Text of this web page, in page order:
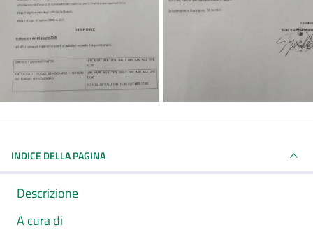
INDICE DELLA PAGINA
Descrizione
A cura di